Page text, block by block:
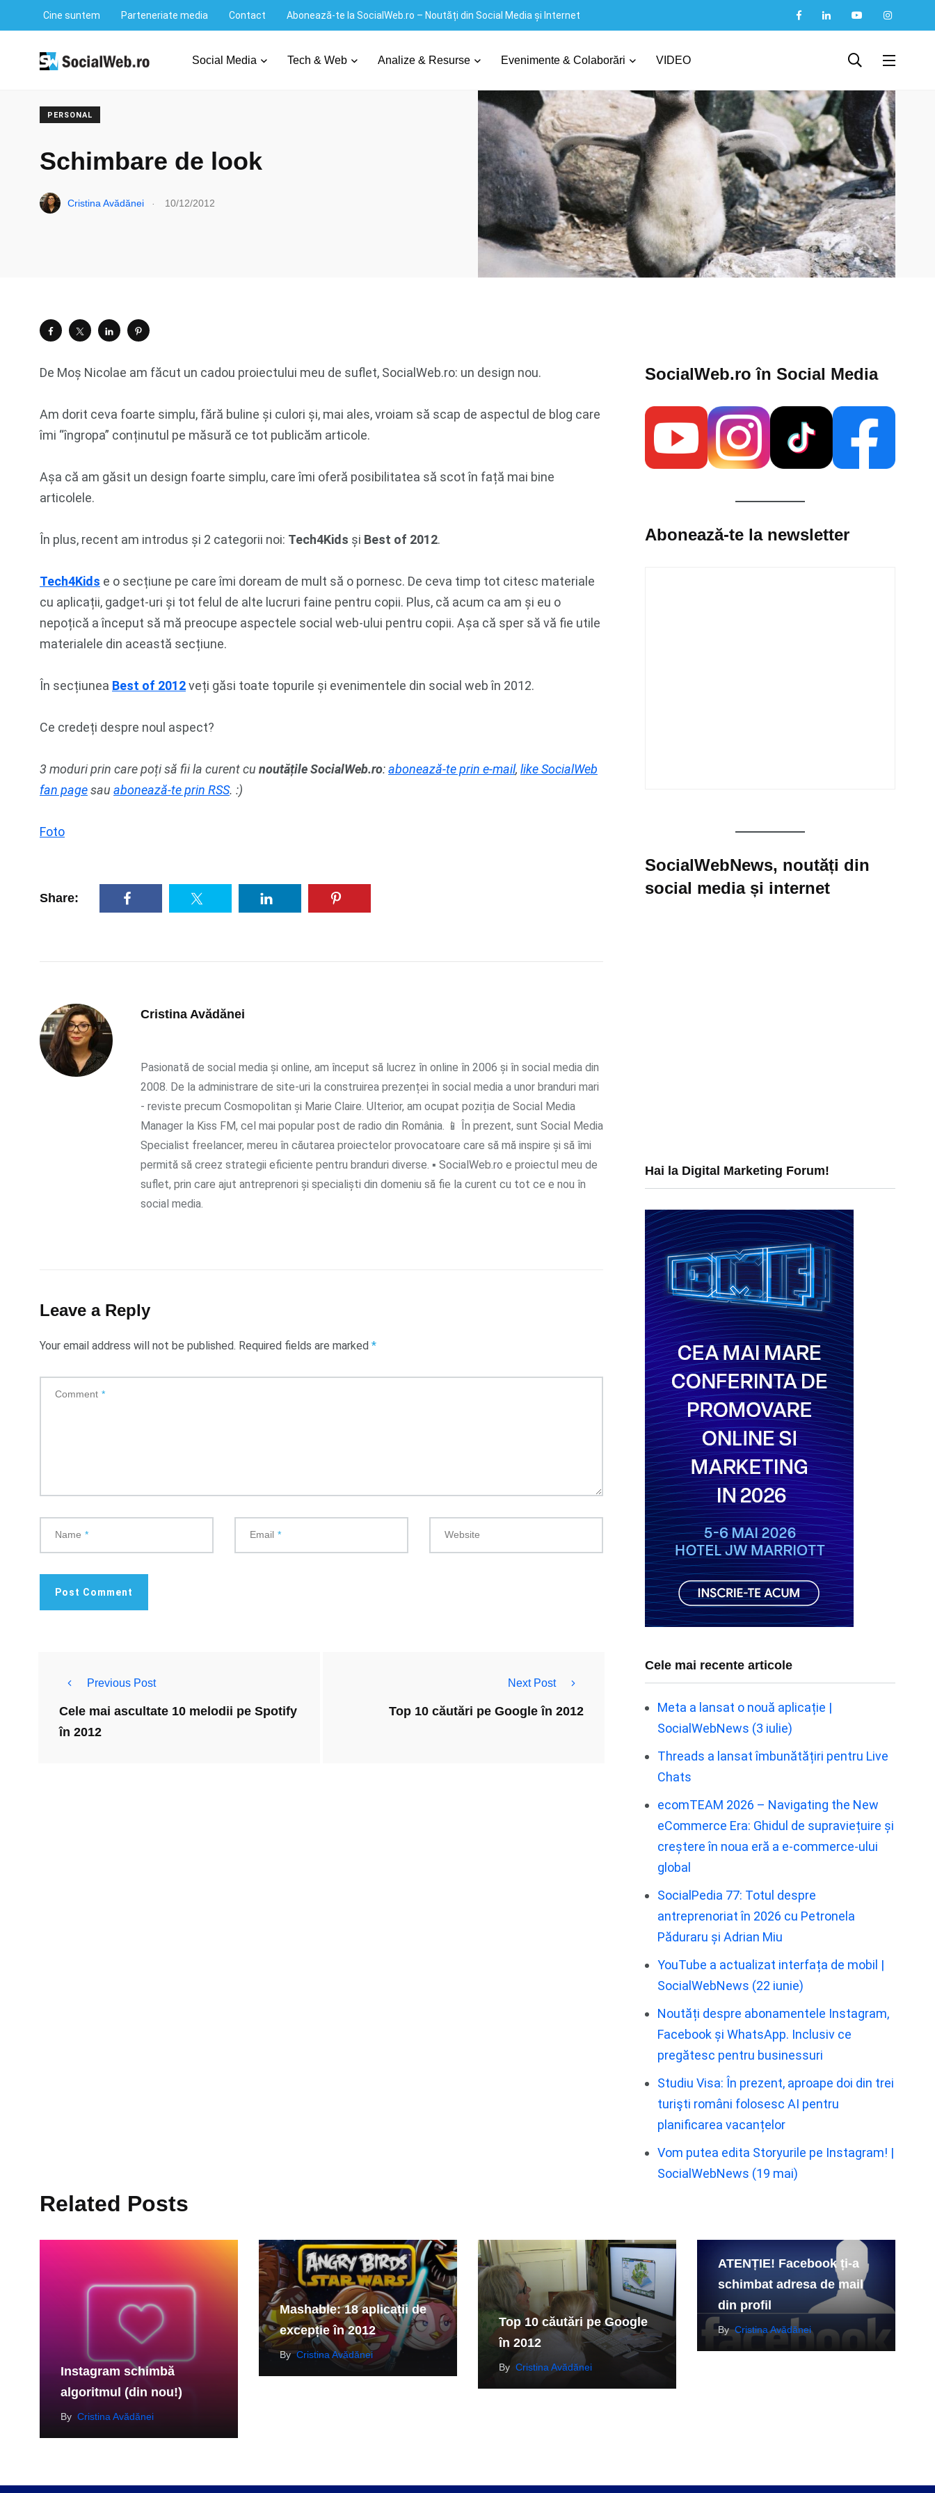
Cine suntem Parteneriate media Contact Abonează-te la SocialWeb.ro – Noutăți din Social Media și Internet
Social Media Tech & Web Analize & Resurse Evenimente & Colaborări VIDEO
SocialWeb.ro Personal / Schimbare de look
PERSONAL
Schimbare de look
Cristina Avădănei 10/12/2012
De Moș Nicolae am făcut un cadou proiectului meu de suflet, SocialWeb.ro: un design nou.
Am dorit ceva foarte simplu, fără buline și culori și, mai ales, vroiam să scap de aspectul de blog care
îmi “îngropa” conținutul pe măsură ce tot publicăm articole.
Așa că am găsit un design foarte simplu, care îmi oferă posibilitatea să scot în față mai bine
articolele.
În plus, recent am introdus și 2 categorii noi: Tech4Kids și Best of 2012.
Tech4Kids e o secțiune pe care îmi doream de mult să o pornesc. De ceva timp tot citesc materiale
cu aplicații, gadget-uri și tot felul de alte lucruri faine pentru copii. Plus, că acum ca am și eu o
nepoțică a început să mă preocupe aspectele social web-ului pentru copii. Așa că sper să vă fie utile
materialele din această secțiune.
În secțiunea Best of 2012veți găsi toate topurile și evenimentele din social web în 2012.
Ce credeți despre noul aspect?
3 moduri prin care poți să fii la curent cu noutățile SocialWeb.ro:abonează-te prin e-mail, like SocialWeb
fan pagesau abonează-te prin RSS. :)
Foto
Share:
Cristina Avădănei
Pasionată de social media și online, am început să lucrez în online în 2006 și în social media din
2008. De la administrare de site-uri la construirea prezenței în social media a unor branduri mari
- reviste precum Cosmopolitan și Marie Claire. Ulterior, am ocupat poziția de Social Media
Manager la Kiss FM, cel mai popular post de radio din România. 📱 În prezent, sunt Social Media
Specialist freelancer, mereu în căutarea proiectelor provocatoare care să mă inspire și să îmi
permită să creez strategii eficiente pentru branduri diverse. ▪ SocialWeb.ro e proiectul meu de
suflet, prin care ajut antreprenori și specialiști din domeniu să fie la curent cu tot ce e nou în
social media.
Leave a Reply
Your email address will not be published. Required fields are marked *
Comment *
Name * Email * Website
Previous Post
Cele mai ascultate 10 melodii pe Spotify
în 2012
Next Post
Top 10 căutări pe Google în 2012
SocialWeb.ro în Social Media​
Abonează-te la newsletter
SocialWebNews, noutăți din
social media și internet
Hai la Digital Marketing Forum!
Cele mai recente articole
Meta a lansat o nouă aplicație |
SocialWebNews (3 iulie)
Threads a lansat îmbunătățiri pentru Live
Chats
ecomTEAM 2026 – Navigating the New
eCommerce Era: Ghidul de supraviețuire și
creștere în noua eră a e-commerce-ului
global
SocialPedia 77: Totul despre
antreprenoriat în 2026 cu Petronela
Păduraru și Adrian Miu
YouTube a actualizat interfața de mobil |
SocialWebNews (22 iunie)
Noutăți despre abonamentele Instagram,
Facebook și WhatsApp. Inclusiv ce
pregătesc pentru businessuri
Studiu Visa: În prezent, aproape doi din trei
turişti români folosesc AI pentru
planificarea vacanțelor
Vom putea edita Storyurile pe Instagram! |
SocialWebNews (19 mai)
Related Posts
Instagram schimbă
algoritmul (din nou!)
By Cristina Avădănei
Mashable: 18 aplicații de
excepție în 2012
ByCristina Avădănei
Top 10 căutări pe Google
în 2012
By Cristina Avădănei
ATENȚIE! Facebook ți-a
schimbat adresa de mail
din profil
ByCristina Avădănei